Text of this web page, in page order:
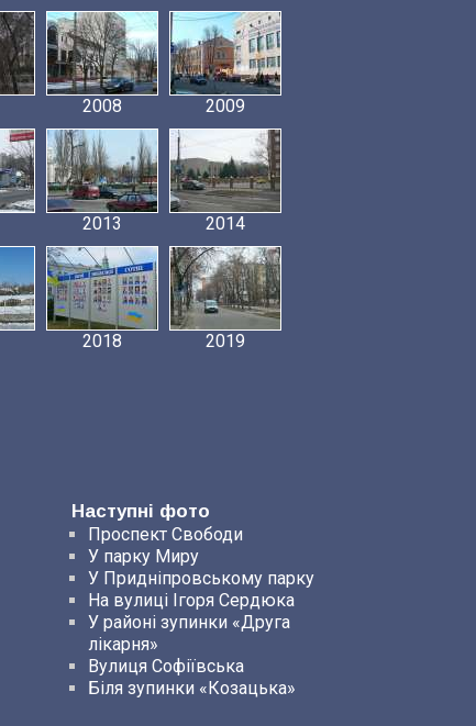
2008 2009
2013 2014
2018 2019
Наступні фото
Проспект Свободи
У парку Миру
У Придніпровському парку
На вулиці Ігоря Сердюка
У районі зупинки «Друга
лікарня»
Вулиця Софіївська
Біля зупинки «Козацька»